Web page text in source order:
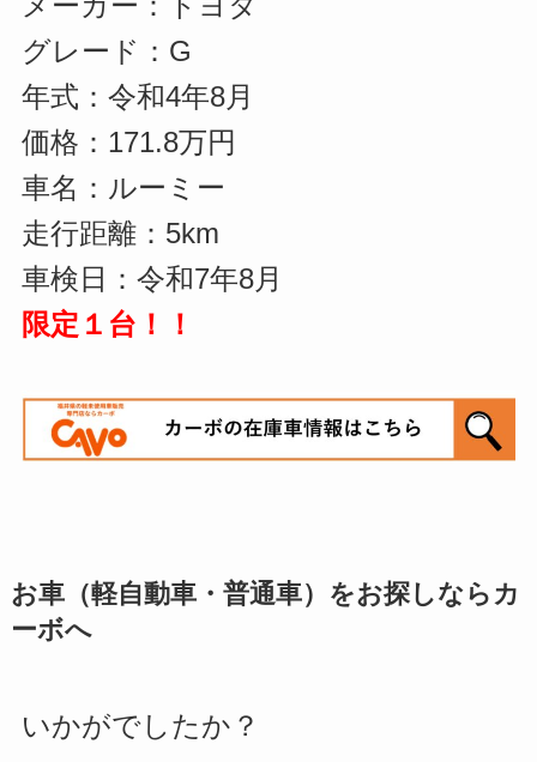
グレード：G
年式：令和4年8月
価格：171.8万円
車名：ルーミー
走行距離：5km
車検日：令和7年8月
限定１台！！
お車（軽自動車・普通車）をお探しならカ
ーボへ
いかがでしたか？